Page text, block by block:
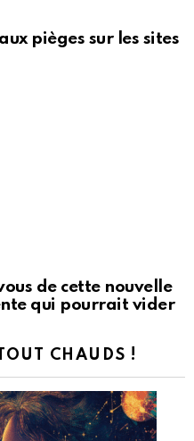
pièges sur les sites
de cette nouvelle
qui pourrait vider
CHAUDS !